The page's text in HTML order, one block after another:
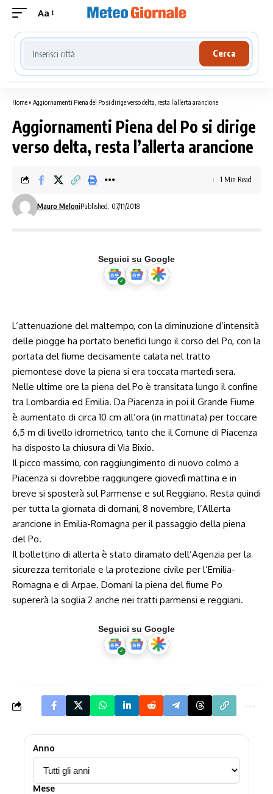
Aa
Cerca località meteo
Cerca
Home» Aggiornamenti Piena del Po si dirige verso delta, resta l’allerta arancione
Aggiornamenti Piena del Po si dirige
verso delta, resta l’allerta arancione
Mauro MeloniPublished: 07/11/2018
1 Min Read
Seguici su Google
L’attenuazione del maltempo, con la diminuzione d’intensità
delle piogge ha portato benefici lungo il corso del Po, con la
portata del fiume decisamente calata nel tratto
piemontese dove la piena si era toccata martedì sera.
Nelle ultime ore la piena del Po è transitata lungo il confine
tra Lombardia ed Emilia. Da Piacenza in poi il Grande Fiume
è aumentato di circa 10 cm all’ora (in mattinata) per toccare
6,5 m di livello idrometrico, tanto che il Comune di Piacenza
ha disposto la chiusura di Via Bixio.
Il picco massimo, con raggiungimento di nuovo colmo a
Piacenza si dovrebbe raggiungere giovedì mattina e in
breve si sposterà sul Parmense e sul Reggiano. Resta quindi
per tutta la giornata di domani, 8 novembre, l’Allerta
arancione in Emilia-Romagna per il passaggio della piena
del Po.
Il bollettino di allerta è stato diramato dell’Agenzia per la
sicurezza territoriale e la protezione civile per l’Emilia-
Romagna e di Arpae. Domani la piena del fiume Po
supererà la soglia 2 anche nei tratti parmensi e reggiani.
Seguici su Google
Anno
Mese